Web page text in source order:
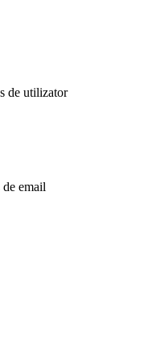
de utilizator
de email